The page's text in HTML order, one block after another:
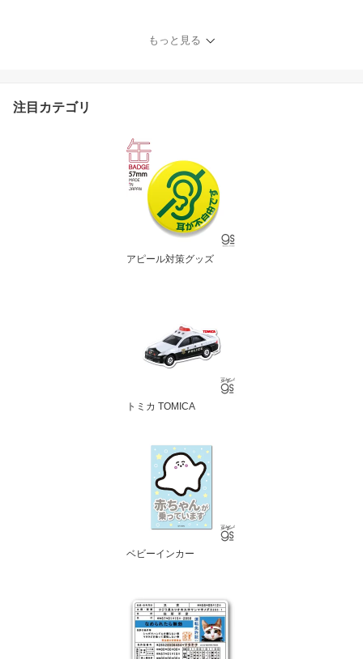
もっと見る
注目カテゴリ
アピール対策グッズ
トミカ TOMICA
ベビーインカー